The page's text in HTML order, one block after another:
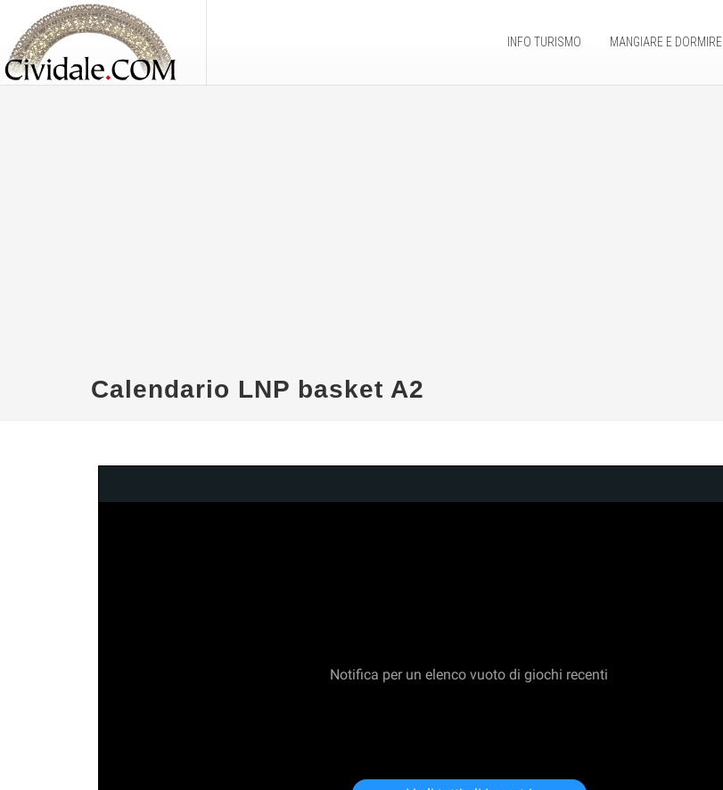
INFO TURISMO MANGIARE E DORMIRE
Calendario LNP basket A2